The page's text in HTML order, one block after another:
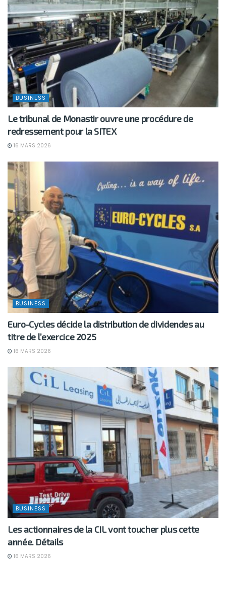
BUSINESS
Le tribunal de Monastir ouvre une procédure de
redressement pour la SITEX
16 MARS 2026
BUSINESS
Euro-Cycles décide la distribution de dividendes au
titre de l’exercice 2025
16 MARS 2026
BUSINESS
Les actionnaires de la CIL vont toucher plus cette
année. Détails
16 MARS 2026